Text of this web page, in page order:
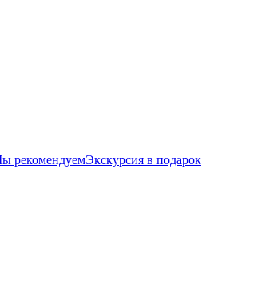
рекомендуемЭкскурсия в подарок